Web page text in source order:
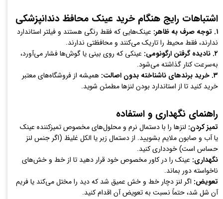
اشتباهات رایج هنگام خرید عینک محافظ دندانپزشکی
۱. توجه صرف به ظاهر:
عینک‌هایی که فقط رنگی هستند و فیلتر استاندارد
ندارند، فقط محیط را تاریک می‌کنند و محافظتی ندارند.
۲. نادیده گرفتن ارگونومی:
عینکی که روی بینی یا گوش‌ها فشار می‌آورد،
به‌سرعت کنار گذاشته می‌شود.
۳. خرید برندهای ناشناخته بدون اصالت:
همیشه از فروشگاه‌های معتبر
خرید کنید تا از استاندارد بودن لنزها مطمئن شوید.
راهنمای نگهداری و استفاده
تمیز کردن: لنزها را با دستمال نرم و محلول‌های مخصوص تمیزکننده عینک
یا آب و صابون ملایم بشویید. از دستمال زبر یا الکل غلیظ (اگر جنس لنز
حساس است) خودداری کنید.
نگهداری: عینک را در کاور مخصوص خود قرار دهید تا از خط و خش‌های
ناخواسته دور بماند.
تعویض: اگر لنز دچار خط و خش عمیق شد که دید را مختل می‌کند یا فریم
آن شل شد، حتماً نسبت به تعویض آن اقدام کنید.